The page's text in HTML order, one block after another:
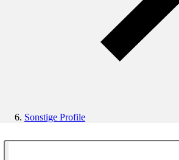
Sonstige Profile